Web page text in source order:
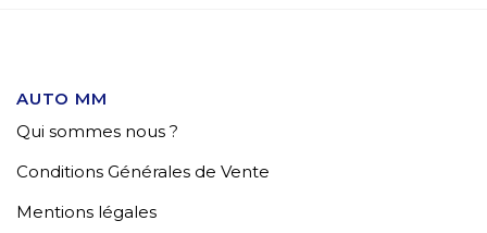
AUTO MM
Qui sommes nous ?
Conditions Générales de Vente
Mentions légales